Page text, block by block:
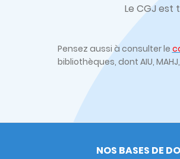
Le CGJ est
Pensez aussi à consulter le
bibliothèques, dont AIU,
NOS BASES DE